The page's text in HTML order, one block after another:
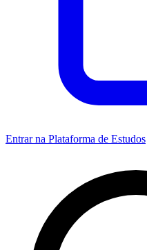
Entrar na Plataforma de Estudos